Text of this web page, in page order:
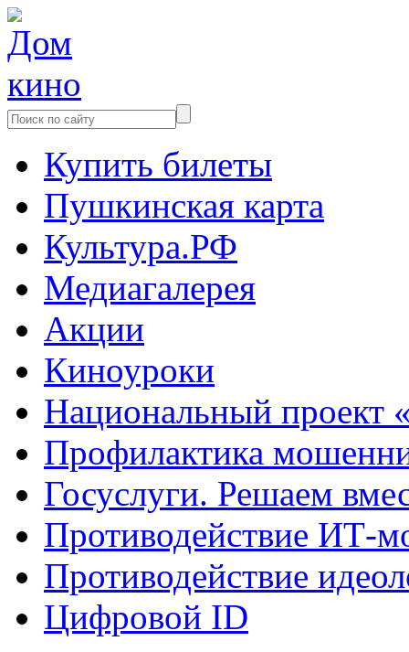
Купить билеты
Пушкинская карта
Культура.РФ
Медиагалерея
Акции
Киноуроки
Национальный проект
Профилактика
Госуслуги. Решаем
Противодействие ИТ-
Противодействие
Цифровой ID